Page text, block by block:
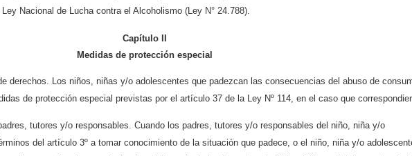
Nacional de Lucha contra el Alcoholismo (Ley N° 24.788).
Capítulo II
Medidas de protección especial
derechos. Los niños, niñas y/o adolescentes que padezcan las consecuencias del abuso de
de protección especial previstas por el artículo 37 de la Ley Nº 114, en el caso que
tutores y/o responsables. Cuando los padres, tutores y/o responsables del niño, niña y/o
del artículo 3º a tomar conocimiento de la situación que padece, o el niño, niña y/o